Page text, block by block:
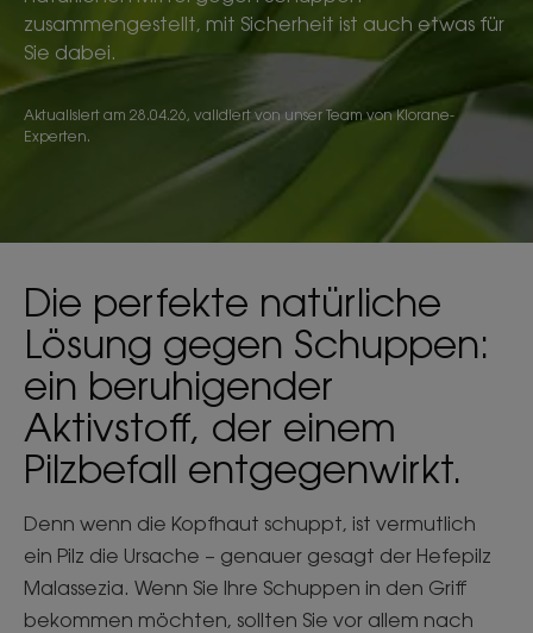
zusammengestellt, mit Sicherheit ist auch etwas für
Sie dabei.
Aktualisiert am 28.04.26, validiert von unser Team von Klorane-
Experten.
Die perfekte natürliche
Lösung gegen Schuppen:
ein beruhigender
Aktivstoff, der einem
Pilzbefall entgegenwirkt.
Denn wenn die Kopfhaut schuppt, ist vermutlich
ein Pilz die Ursache – genauer gesagt der Hefepilz
Malassezia. Wenn Sie Ihre Schuppen in den Griff
bekommen möchten, sollten Sie vor allem nach